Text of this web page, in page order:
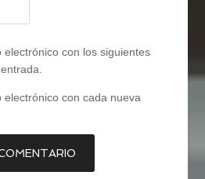
electrónico con los siguientes
electrónico con cada nueva